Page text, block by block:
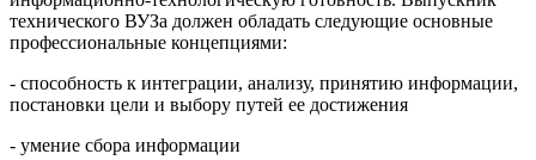
технического ВУЗа должен обладать следующие основные
профессиональные концепциями:
- способность к интеграции, анализу, принятию информации,
постановки цели и выбору путей ее достижения
- умение сбора информации